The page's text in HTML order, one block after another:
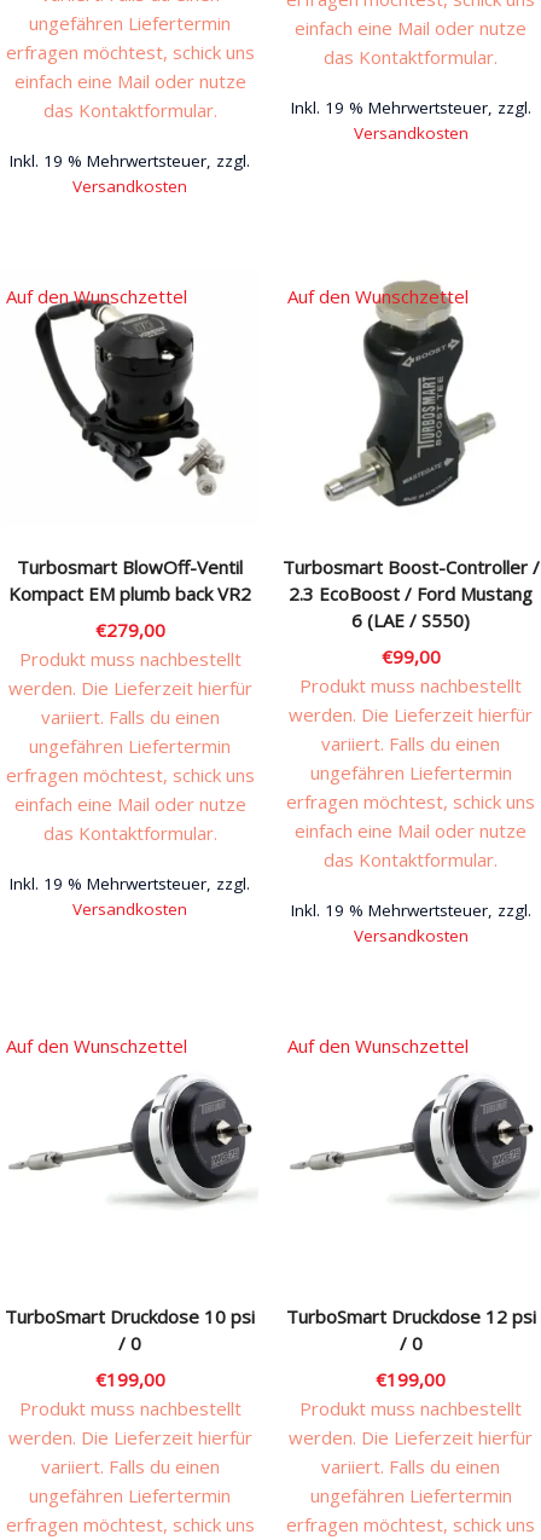
ungefähren Liefertermin
erfragen möchtest, schick uns
einfach eine Mail oder nutze
das Kontaktformular.
Inkl. 19 % Mehrwertsteuer, zzgl.
Versandkosten
einfach eine Mail oder nutze
das Kontaktformular.
Inkl. 19 % Mehrwertsteuer, zzgl.
Versandkosten
Turbosmart BlowOff-Ventil
Kompact EM plumb back VR2
€279,00
Produkt muss nachbestellt
werden. Die Lieferzeit hierfür
variiert. Falls du einen
ungefähren Liefertermin
erfragen möchtest, schick uns
einfach eine Mail oder nutze
das Kontaktformular.
Inkl. 19 % Mehrwertsteuer, zzgl.
Versandkosten
Auf den Wunschzettel
Turbosmart Boost-Controller /
2.3 EcoBoost / Ford Mustang
6 (LAE / S550)
€99,00
Produkt muss nachbestellt
werden. Die Lieferzeit hierfür
variiert. Falls du einen
ungefähren Liefertermin
erfragen möchtest, schick uns
einfach eine Mail oder nutze
das Kontaktformular.
Inkl. 19 % Mehrwertsteuer, zzgl.
Versandkosten
Auf den Wunschzettel
TurboSmart Druckdose 10 psi
/ 0
€199,00
Produkt muss nachbestellt
werden. Die Lieferzeit hierfür
variiert. Falls du einen
ungefähren Liefertermin
erfragen möchtest, schick uns
Auf den Wunschzettel
TurboSmart Druckdose 12 psi
/ 0
€199,00
Produkt muss nachbestellt
werden. Die Lieferzeit hierfür
variiert. Falls du einen
ungefähren Liefertermin
erfragen möchtest, schick uns
Auf den Wunschzettel